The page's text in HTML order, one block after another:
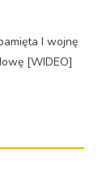
I wojnę
[WIDEO]